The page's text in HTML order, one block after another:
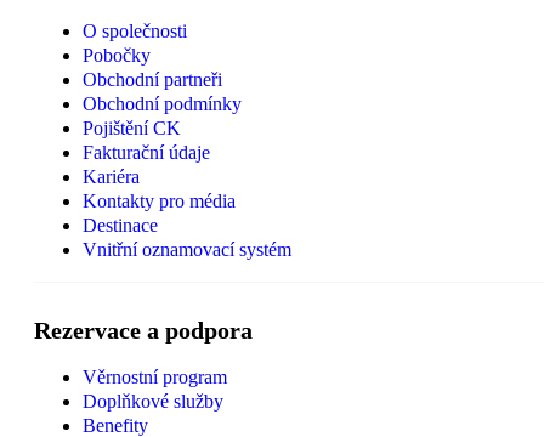
O společnosti
Pobočky
Obchodní partneři
Obchodní podmínky
Pojištění CK
Fakturační údaje
Kariéra
Kontakty pro média
Destinace
Vnitřní oznamovací systém
Rezervace a podpora
Věrnostní program
Doplňkové služby
Benefity